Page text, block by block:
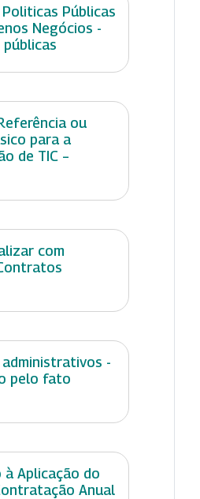
Públicas
Negócios -
públicas
ou
para a
de TIC –
com
-
pelo fato
à Aplicação do
Anual